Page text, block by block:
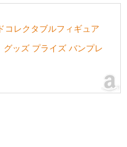
コレクタブルフィギュア
ッズ プライズ バンプレ